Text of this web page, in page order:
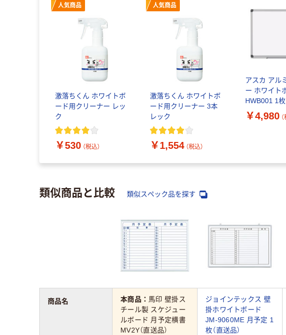
人気商品
激落ちくん ホワイトボ
ード用クリーナー レッ
ク
￥530 （税込）
人気商品
激落ちくん ホワイトボ
ード用クリーナー 3本
レック
￥1,554 （税込）
アスカ アル
ー ホワイト
HWB001 1枚
￥4,980
類似商品と比較 類似スペック品を探す
本商品： 馬印 壁掛ス
チール製 スケジュー
ルボード 月予定横書
MV2Y（直送品）
ジョインテックス 壁
掛ホワイトボード
JM-9060ME 月予定 1
枚（直送品）
商品名